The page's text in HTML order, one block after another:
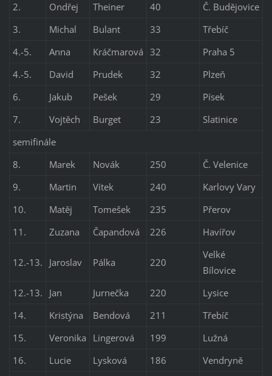
2.
Ondřej Theiner 40
Č. Budějovice
3.
Michal Bulant 33
Třebíč
4.-5.
Anna Kráčmarová 32
Praha 5
4.-5.
David Prudek 32
Plzeň
6.
Jakub Pešek 29
Písek
7.
Vojtěch Burget 23
Slatinice
semifinále
8.
Marek Novák 250
Č. Velenice
9.
Martin Vítek 240
Karlovy Vary
10.
Matěj Tomešek 235
Přerov
11.
Zuzana Čapandová 226 Havířov
12.-13. Jaroslav Pálka 220
Velké
Bílovice
12.-13.
Jan Jurnečka 220
Lysice
14.
Kristýna Bendová 211
Třebíč
15.
Veronika Lingerová 199
Lužná
16.
Lucie Lysková 186
Vendryně